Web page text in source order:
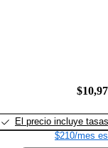
El precio incluye tasas
$210/mes